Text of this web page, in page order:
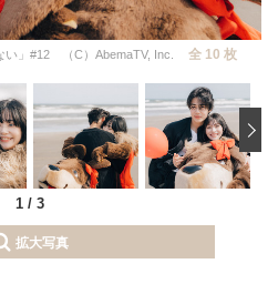
い」#12 （C）AbemaTV, Inc. 全 10 枚
1 / 3
拡大写真